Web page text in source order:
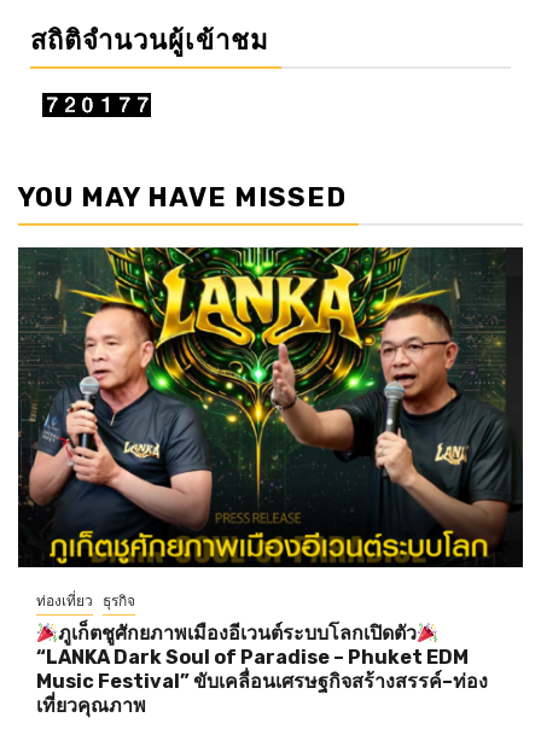
สถิติจำนวนผู้เข้าชม
YOU MAY HAVE MISSED
ท่องเที่ยว ธุรกิจ
ภูเก็ตชูศักยภาพเมืองอีเวนต์ระบบโลกเปิดตัว
“LANKA Dark Soul of Paradise – Phuket EDM
Music Festival” ขับเคลื่อนเศรษฐกิจสร้างสรรค์–ท่อง
เที่ยวคุณภาพ